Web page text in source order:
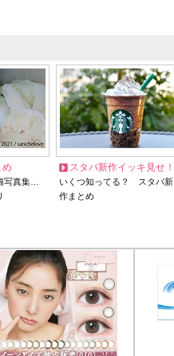
め
写真集…
スタバ新作イッキ見せ！
いくつ知ってる？ スタバ新
作まとめ